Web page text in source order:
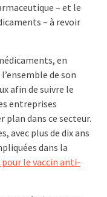
– et le
– à revoir
en
de son
afin de suivre le
entreprises
dans ce secteur.
avec plus de dix ans
dans la
le vaccin anti-